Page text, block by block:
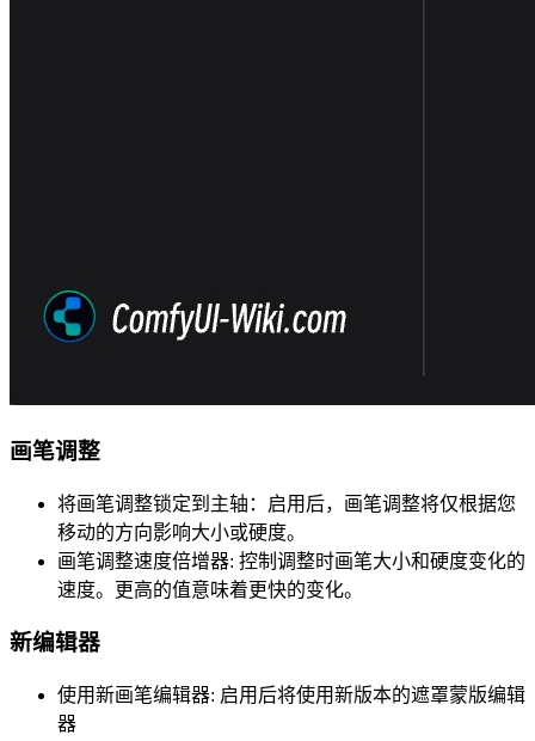
画笔调整
将画笔调整锁定到主轴：启用后，画笔调整将仅根据您
移动的方向影响大小或硬度。
画笔调整速度倍增器: 控制调整时画笔大小和硬度变化的
速度。更高的值意味着更快的变化。
新编辑器
使用新画笔编辑器: 启用后将使用新版本的遮罩蒙版编辑
器